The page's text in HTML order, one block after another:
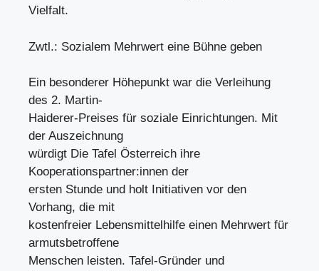
Vielfalt.
Zwtl.: Sozialem Mehrwert eine Bühne geben
Ein besonderer Höhepunkt war die Verleihung
des 2. Martin-
Haiderer-Preises für soziale Einrichtungen. Mit
der Auszeichnung
würdigt Die Tafel Österreich ihre
Kooperationspartner:innen der
ersten Stunde und holt Initiativen vor den
Vorhang, die mit
kostenfreier Lebensmittelhilfe einen Mehrwert für
armutsbetroffene
Menschen leisten. Tafel-Gründer und